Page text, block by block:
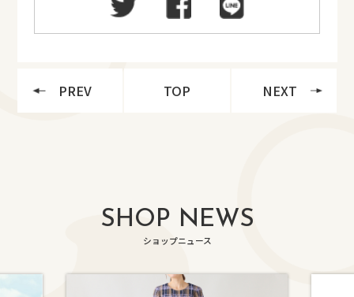
PREV TOP NEXT
SHOP NEWS
ショップニュース